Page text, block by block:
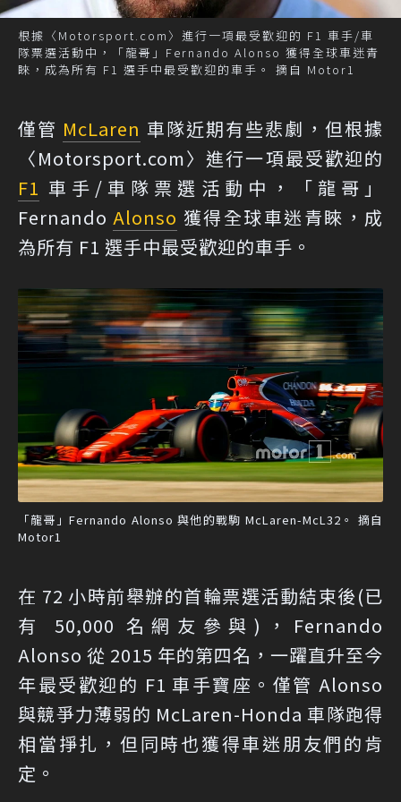
根據〈Motorsport.com〉進行一項最受歡迎的 F1 車手/車
隊票選活動中，「龍哥」Fernando Alonso 獲得全球車迷青
睞，成為所有 F1 選手中最受歡迎的車手。 摘自 Motor1
僅管 McLaren 車隊近期有些悲劇，但根據
〈Motorsport.com〉進行一項最受歡迎的
F1 車手/車隊票選活動中，「龍哥」
FernandoAlonso 獲得全球車迷青睞，成
為所有 F1 選手中最受歡迎的車手。
「龍哥」Fernando Alonso 與他的戰駒 McLaren-McL32。 摘自
Motor1
在 72 小時前舉辦的首輪票選活動結束後(已
有 50,000 名網友參與)，Fernando
Alonso 從 2015 年的第四名，一躍直升至今
年最受歡迎的 F1 車手寶座。僅管 Alonso
與競爭力薄弱的 McLaren-Honda 車隊跑得
相當掙扎，但同時也獲得車迷朋友們的肯
定。